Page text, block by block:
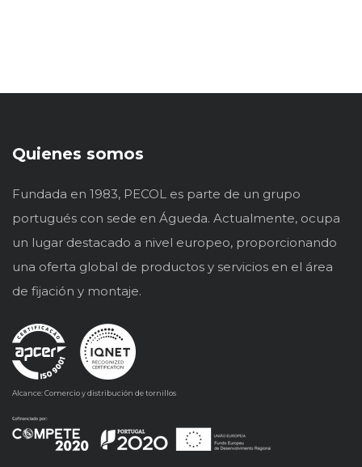
Quienes somos
Fundada en 1983, PECOL es parte de un grupo
portugués con sede en Águeda. Actualmente, ocupa
un lugar destacado a nivel europeo, proporcionando
una oferta global de productos y servicios en el área
de fijación y montaje.
Alcance: Comercio y distribución de tornillos